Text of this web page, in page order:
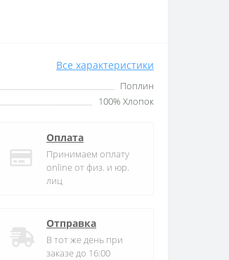
Все характеристики
Поплин
100% Хлопок
Оплата
Принимаем оплату
online от физ. и юр.
лиц
Отправка
В тот же день при
заказе до 16:00